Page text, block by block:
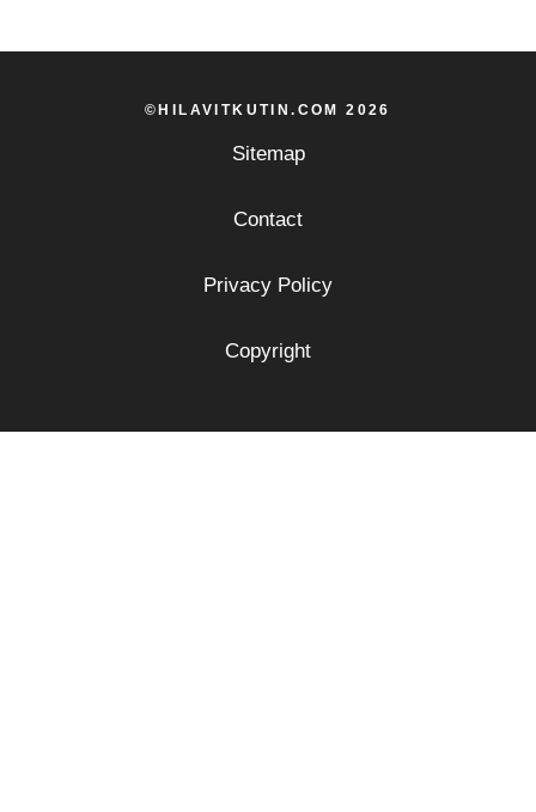
©HILAVITKUTIN.COM 2026
Sitemap
Contact
Privacy Policy
Copyright